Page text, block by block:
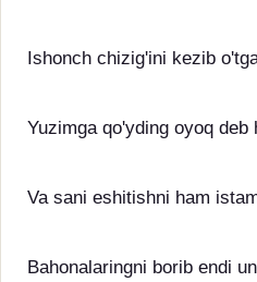
Ishonch chizig'ini kezib
Yuzimga qo'yding oyoq deb
Va sani eshitishni ham
Bahonalaringni borib endi